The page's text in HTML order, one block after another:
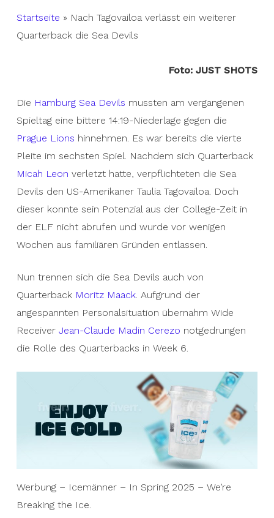
Startseite » Nach Tagovailoa verlässt ein weiterer
Quarterback die Sea Devils
Foto: JUST SHOTS
Die Hamburg Sea Devils mussten am vergangenen
Spieltag eine bittere 14:19-Niederlage gegen die
Prague Lions hinnehmen. Es war bereits die vierte
Pleite im sechsten Spiel. Nachdem sich Quarterback
Micah Leon verletzt hatte, verpflichteten die Sea
Devils den US-Amerikaner Taulia Tagovailoa. Doch
dieser konnte sein Potenzial aus der College-Zeit in
der ELF nicht abrufen und wurde vor wenigen
Wochen aus familiären Gründen entlassen.
Nun trennen sich die Sea Devils auch von
Quarterback Moritz Maack. Aufgrund der
angespannten Personalsituation übernahm Wide
Receiver Jean-Claude Madin Cerezo notgedrungen
die Rolle des Quarterbacks in Week 6.
Werbung – Icemänner – In Spring 2025 – We’re
Breaking the Ice.